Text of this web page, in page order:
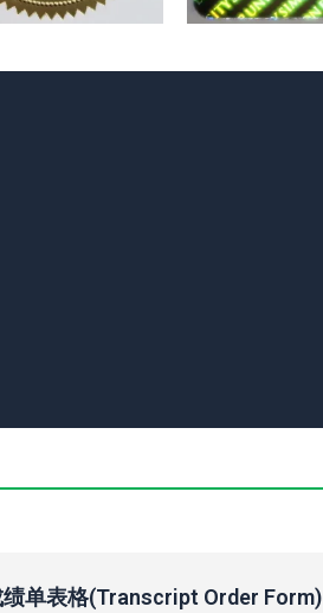
绩单表格(Transcript Order Form)